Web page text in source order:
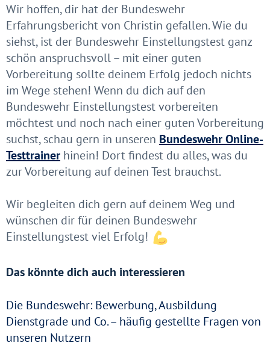
Wir hoffen, dir hat der Bundeswehr
Erfahrungsbericht von Christin gefallen. Wie du
siehst, ist der Bundeswehr Einstellungstest ganz
schön anspruchsvoll – mit einer guten
Vorbereitung sollte deinem Erfolg jedoch nichts
im Wege stehen! Wenn du dich auf den
Bundeswehr Einstellungstest vorbereiten
möchtest und noch nach einer guten Vorbereitung
suchst, schau gern in unseren Bundeswehr Online-
Testtrainer hinein! Dort findest du alles, was du
zur Vorbereitung auf deinen Test brauchst.
Wir begleiten dich gern auf deinem Weg und
wünschen dir für deinen Bundeswehr
Einstellungstest viel Erfolg!
Das könnte dich auch interessieren
Die Bundeswehr: Bewerbung, Ausbildung
Dienstgrade und Co. – häufig gestellte Fragen von
unseren Nutzern